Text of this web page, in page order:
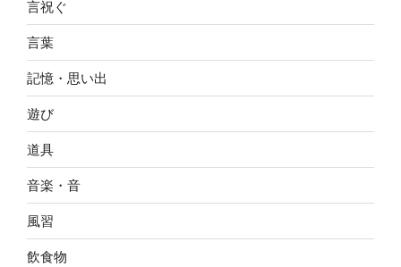
言祝ぐ
言葉
記憶・思い出
遊び
道具
音楽・音
風習
飲食物